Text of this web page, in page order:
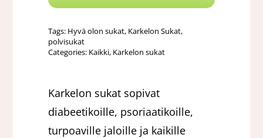
Karkelon
määrä
Tags: Hyvä olon sukat, Karkelon Sukat,
polvisukat
Categories: Kaikki, Karkelon sukat
Karkelon sukat sopivat
diabeetikoille, psoriaatikoille,
turpoaville jaloille ja kaikille